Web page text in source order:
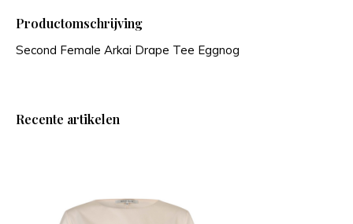
Productomschrijving
Second Female Arkai Drape Tee Eggnog
Recente artikelen